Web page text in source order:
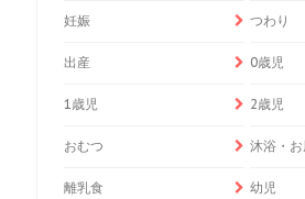
妊娠 つわり
出産 0歳児
1歳児 2歳児
おむつ 沐浴・お
離乳食 幼児